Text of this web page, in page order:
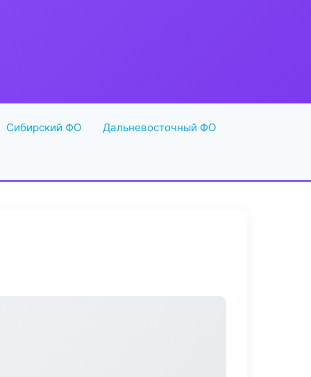
Сибирский ФО Дальневосточный ФО